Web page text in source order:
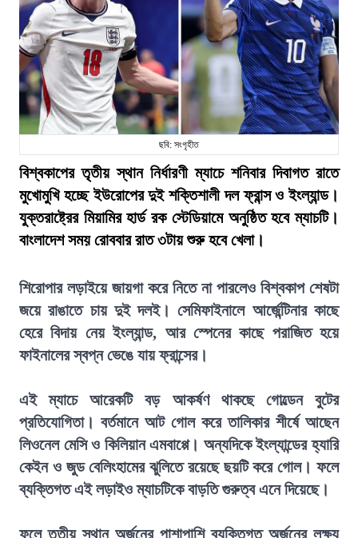
ছবি: সংগৃহীত
বিশ্বকাপের তৃতীয় স্থান নির্ধারণী ম্যাচে শনিবার দিবাগত রাতে
মুখোমুখি হচ্ছে ইউরোপের দুই শক্তিশালী দল ফ্রান্স ও ইংল্যান্ড।
যুক্তরাষ্ট্রের মিয়ামির হার্ড রক স্টেডিয়ামে অনুষ্ঠিত হবে ম্যাচটি।
বাংলাদেশ সময় রোববার রাত ৩টায় শুরু হবে খেলা।
শিরোপার লড়াইয়ে জায়গা করে নিতে না পারলেও বিশ্বকাপ শেষটা
জয়ে রাঙাতে চায় দুই দলই। সেমিফাইনালে আর্জেন্টিনার কাছে
হেরে বিদায় নেয় ইংল্যান্ড, আর স্পেনের কাছে পরাজিত হয়ে
ফাইনালের স্বপ্ন ভেঙে যায় ফ্রান্সের।
এই ম্যাচে আরেকটি বড় আকর্ষণ থাকছে গোল্ডেন বুটের
প্রতিযোগিতা। বর্তমানে আট গোল করে তালিকার শীর্ষে আছেন
লিওনেল মেসি ও কিলিয়ান এমবাপ্পে। অন্যদিকে ইংল্যান্ডের হ্যারি
কেইন ও জুড বেলিংহামের ঝুলিতে রয়েছে ছয়টি করে গোল। ফলে
ব্যক্তিগত এই লড়াইও ম্যাচটিকে বাড়তি গুরুত্ব এনে দিয়েছে।
ফলে তৃতীয় স্থান অর্জনের পাশাপাশি ব্যক্তিগত অর্জনের লক্ষ্য